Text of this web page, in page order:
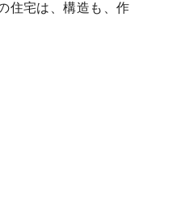
住宅は、構造も、作